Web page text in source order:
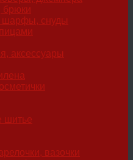
шарфы, снуды
аксессуары
шитье
вазочки